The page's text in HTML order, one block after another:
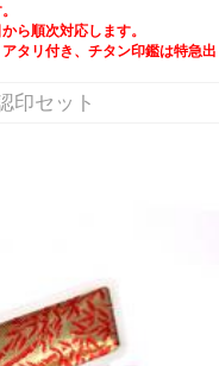
ら順次対応します。
タリ付き、チタン印鑑は特急出
印セット